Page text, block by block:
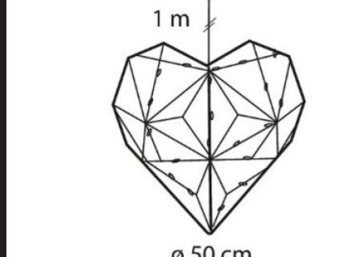
Hiuspinnit ja
lenkit
Hiusvärit
Hiusten ja
Hammashygienia
tuotteet
Kosmetiikka
Käsi ja jalkahoito